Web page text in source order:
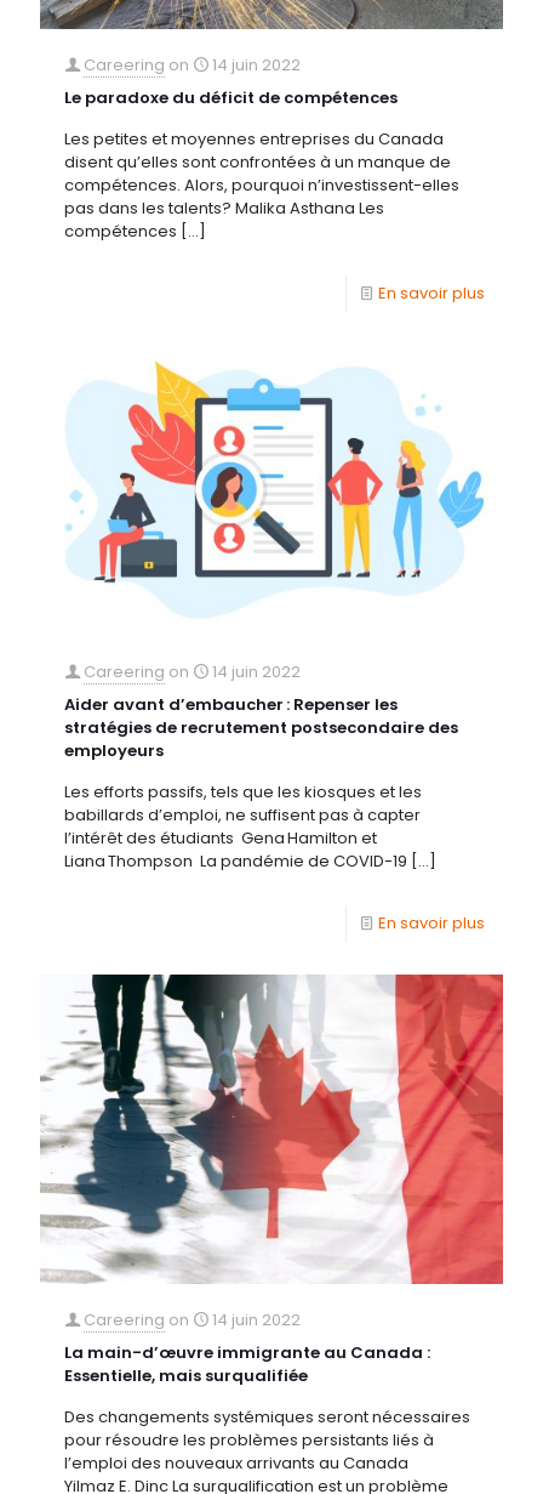
Careering on
14 juin 2022
Le paradoxe du déficit de compétences
Les petites et moyennes entreprises du Canada
disent qu’elles sont confrontées à un manque de
compétences. Alors, pourquoi n’investissent-elles
pas dans les talents? Malika Asthana Les
compétences […]
En savoir plus
Careering on
14 juin 2022
Aider avant d’embaucher : Repenser les
stratégies de recrutement postsecondaire des
employeurs
Les efforts passifs, tels que les kiosques et les
babillards d’emploi, ne suffisent pas à capter
l’intérêt des étudiants Gena Hamilton et
Liana Thompson La pandémie de COVID-19 […]
En savoir plus
Careering on
14 juin 2022
La main-d’œuvre immigrante au Canada :
Essentielle, mais surqualifiée
Des changements systémiques seront nécessaires
pour résoudre les problèmes persistants liés à
l’emploi des nouveaux arrivants au Canada
Yilmaz E. Dinc La surqualification est un problème